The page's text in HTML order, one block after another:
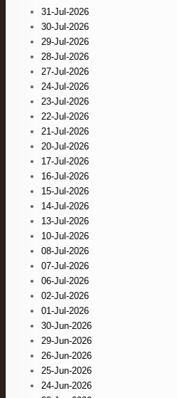
31-Jul-2026
30-Jul-2026
29-Jul-2026
28-Jul-2026
27-Jul-2026
24-Jul-2026
23-Jul-2026
22-Jul-2026
21-Jul-2026
20-Jul-2026
17-Jul-2026
16-Jul-2026
15-Jul-2026
14-Jul-2026
13-Jul-2026
10-Jul-2026
08-Jul-2026
07-Jul-2026
06-Jul-2026
02-Jul-2026
01-Jul-2026
30-Jun-2026
29-Jun-2026
26-Jun-2026
25-Jun-2026
24-Jun-2026